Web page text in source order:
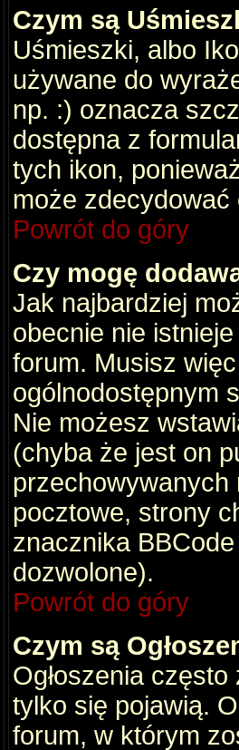
Czym są
Uśmieszki, albo
używane do
np. :) oznacza
dostępna z
tych ikon,
może zdecydować
Powrót do góry
Czy mogę
Jak najbardziej
obecnie nie
forum. Musisz
ogólnodostępnym
Nie możesz
(chyba że jest on
pocztowe, strony
znacznika
dozwolone).
Powrót do góry
Czym są
Ogłoszenia
tylko się pojawią.
forum, w którym